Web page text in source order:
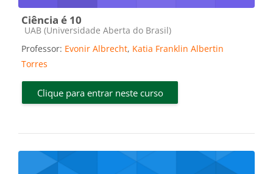
Ciência é 10
Categoria do curso
UAB (Universidade Aberta do Brasil)
Professor: Evonir Albrecht, Katia Franklin Albertin
Torres
Clique para entrar neste curso